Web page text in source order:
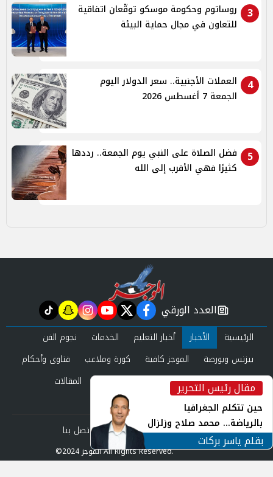
3
روساتوم وحكومة موسكو توقّعان اتفاقية
للتعاون في مجال حماية البيئة
4
العملات الأجنبية.. سعر الدولار اليوم
الجمعة 7 أغسطس 2026
5
فضل الصلاة على النبي يوم الجمعة.. رددها
كثيرًا فهي الأقرب إلى الله
مقال رئيس التحرير
حين تتكلم الجغرافيا
بالرياضة... محمد صلاح وزلزال
الهوية في الشارع التركي
بقلم ياسر بركات
newspaper
العدد الورقي facebook
twitter
youtube
instagram
snapchat
tiktok
الرئيسية الأخبار أخبار التعليم الخدمات
نجوم الفن
بيزنس وبورصة
الموجز كافية كورة وملاعب
فتاوى وأحكام
صحة وجمال
عرب وعالم حوادث ومحاكم
المقالات
العدد الورقي
من نحن
سياسة الخصوصية اتصل بنا
©2024 الموجز All Rights Reserved.